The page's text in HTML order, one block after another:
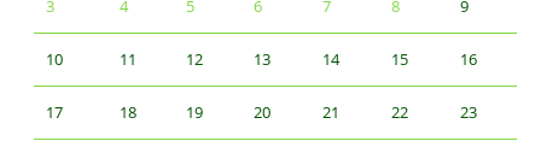
3 4 5 6 7 8 9
10 11 12 13 14 15 16
17 18 19 20 21 22 23